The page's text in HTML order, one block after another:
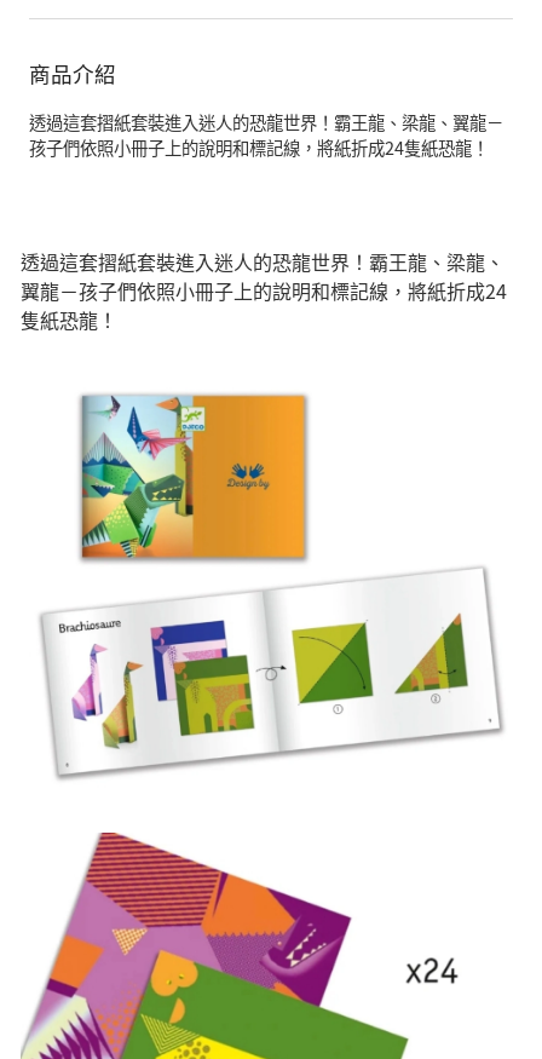
商品介紹
透過這套摺紙套裝進入迷人的恐龍世界！霸王龍、梁龍、翼龍－
孩子們依照小冊子上的說明和標記線，將紙折成24隻紙恐龍！
透過這套摺紙套裝進入迷人的恐龍世界！霸王龍、梁龍、
翼龍－孩子們依照小冊子上的說明和標記線，將紙折成24
隻紙恐龍！